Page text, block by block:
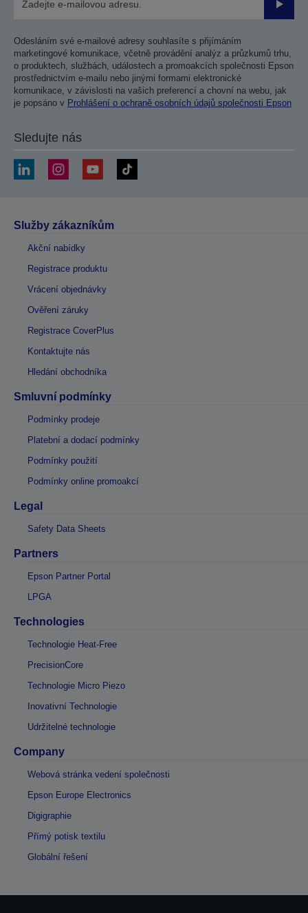
Odesláním své e-mailové adresy souhlasíte s přijímáním
marketingové komunikace, včetně provádění analýz a průzkumů trhu,
o produktech, službách, událostech a promoakcích společnosti Epson
prostřednictvím e-mailu nebo jinými formami elektronické
komunikace, v závislosti na vašich preferencí a chovní na webu, jak
je popsáno v Prohlášení o ochraně osobních údajů společnosti Epson
Sledujte nás
Služby zákazníkům
Akční nabídky
Registrace produktu
Vrácení objednávky
Ověření záruky
Registrace CoverPlus
Kontaktujte nás
Hledání obchodníka
Smluvní podmínky
Podmínky prodeje
Platební a dodací podmínky
Podmínky použití
Podmínky online promoakcí
Legal
Safety Data Sheets
Partners
Epson Partner Portal
LPGA
Technologies
Technologie Heat-Free
PrecisionCore
Technologie Micro Piezo
Inovativní Technologie
Udržitelné technologie
Company
Webová stránka vedení společnosti
Epson Europe Electronics
Digigraphie
Přímý potisk textilu
Globální řešení